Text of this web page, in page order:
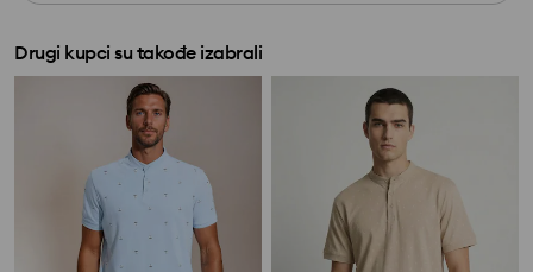
Drugi kupci su takođe izabrali